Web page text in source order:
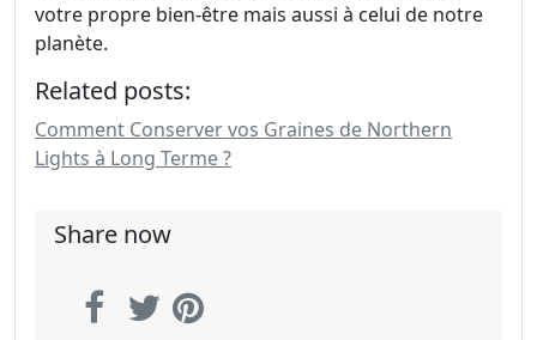
votre propre bien-être mais aussi à celui de notre
planète.
Related posts:
Comment Conserver vos Graines de Northern
Lights à Long Terme ?
Share now